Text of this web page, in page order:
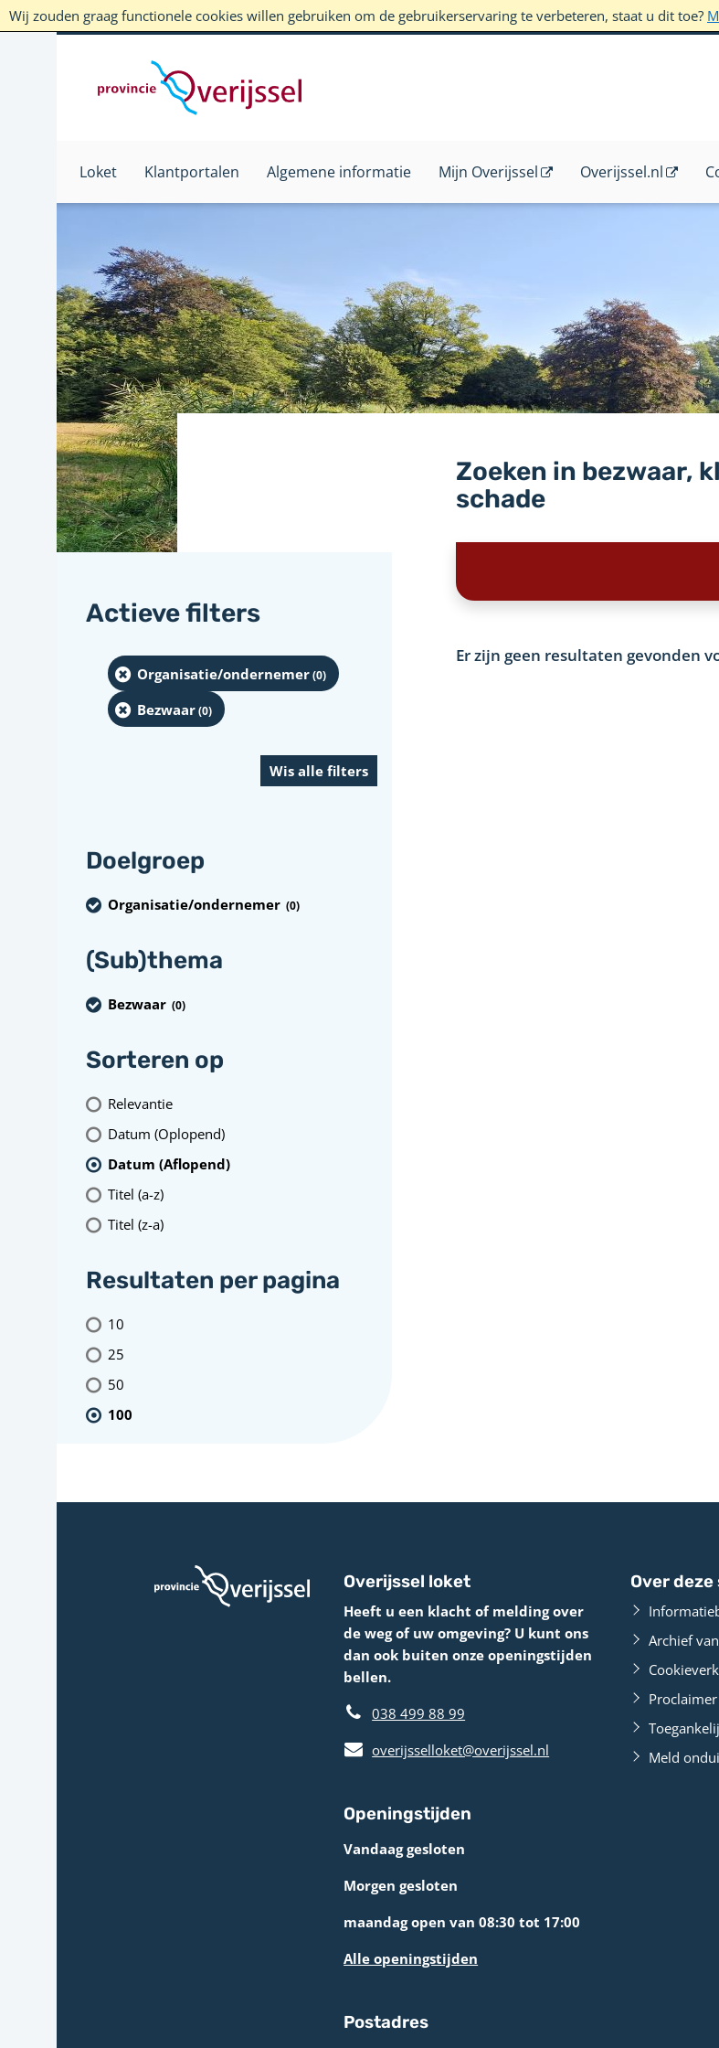
Wij zouden graag functionele cookies willen gebruiken om de gebruikerservaring te verbeteren, staat u dit toe?
Loket Klantportalen Algemene informatie Mijn Overijssel Overijssel.nl
Zoeken in bezwaar,
schade
Er zijn geen resultaten gevonden
Actieve filters
Organisatie/ondernemer(0)
Bezwaar(0)
Doelgroep
Organisatie/ondernemer (0)
(Sub)thema
Bezwaar (0)
Sorteren op
Relevantie
Datum (Oplopend)
Datum (Aflopend)
Titel (a-z)
Titel (z-a)
Resultaten per pagina
10
25
50
100
Overijssel loket
Heeft u een klacht of melding over
de weg of uw omgeving? U kunt ons
dan ook buiten onze openingstijden
bellen.
038 499 88 99
overijsselloket@overijssel.nl
Openingstijden
Vandaag gesloten
Morgen gesloten
maandag open van 08:30 tot 17:00
Alle openingstijden
Postadres
Over deze
Archief
Proclaimer
Meld